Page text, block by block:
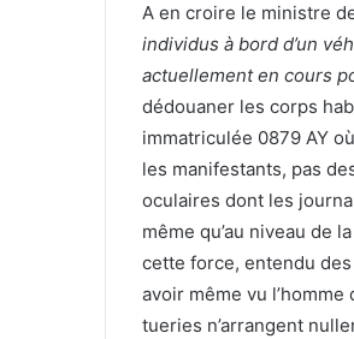
A en croire le ministre
individus à bord d’un
actuellement en cours
dédouaner les corps
immatriculée 0879 AY
les manifestants, pas
oculaires dont les
même qu’au niveau de
cette force, entendu
avoir même vu l’homme
tueries n’arrangent